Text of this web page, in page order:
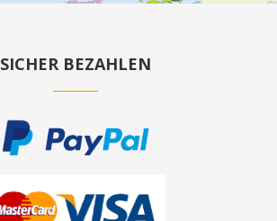
SICHER BEZAHLEN